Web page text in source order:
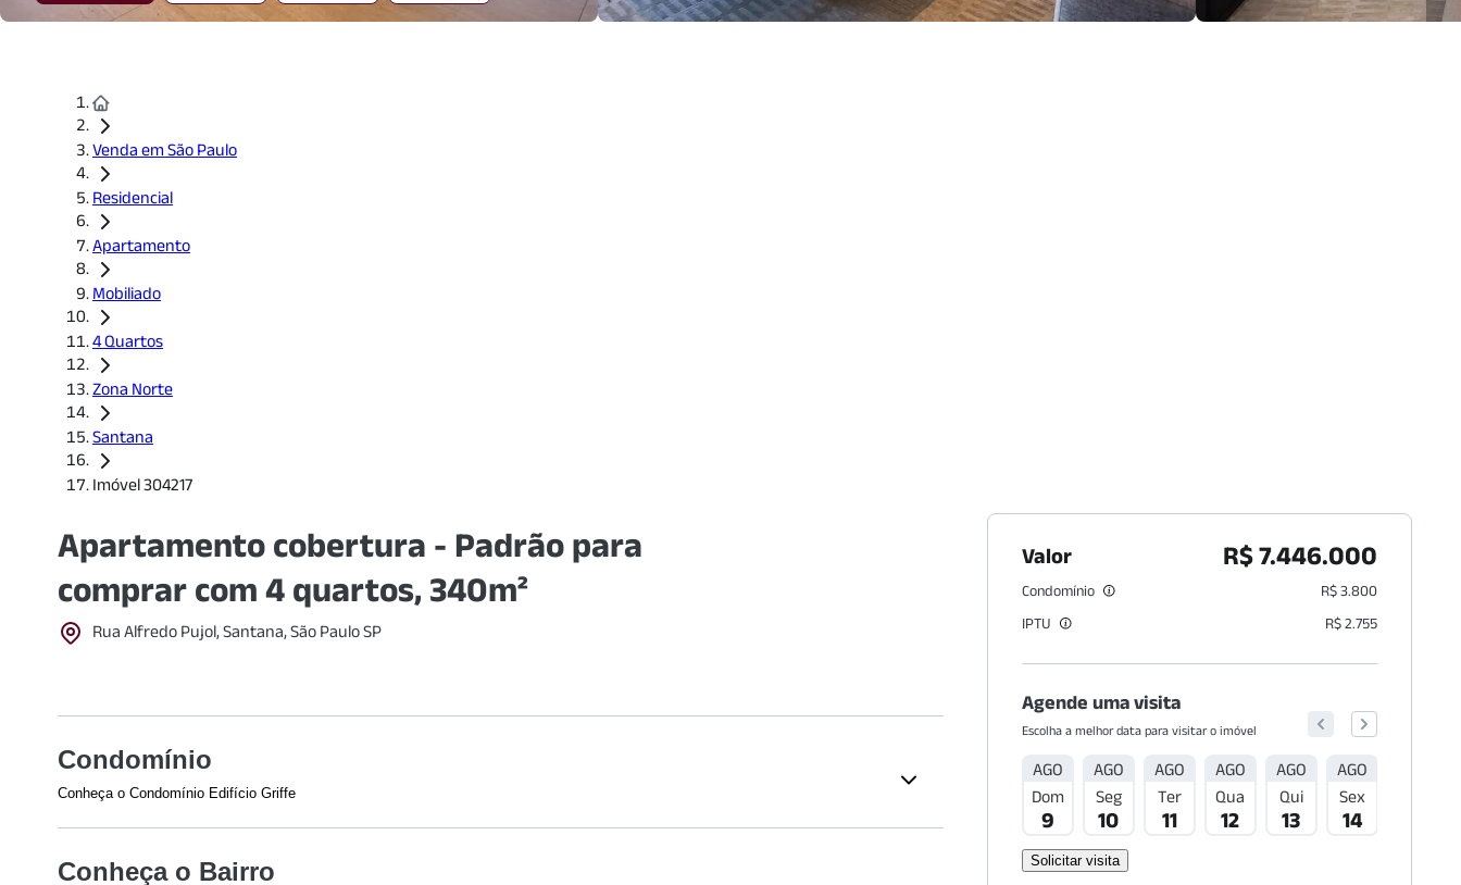
Venda em São Paulo
Residencial
Apartamento
Mobiliado
4 Quartos
Zona Norte
Santana
Imóvel 304217
Apartamento cobertura - Padrão para
comprar com 4 quartos, 340m²
Rua Alfredo Pujol, Santana, São Paulo SP
Condomínio
Conheça o Condomínio Edifício Griffe
Conheça o Bairro
Valor R$ 7.446.000
Condomínio
R$ 3.800
IPTU
R$ 2.755
Agende uma visita
Escolha a melhor data para visitar o imóvel
AGO
Dom
9
AGO
Seg
10
AGO
Ter
11
AGO
Qua
12
AGO
Qui
13
AGO
Sex
14
Solicitar visita